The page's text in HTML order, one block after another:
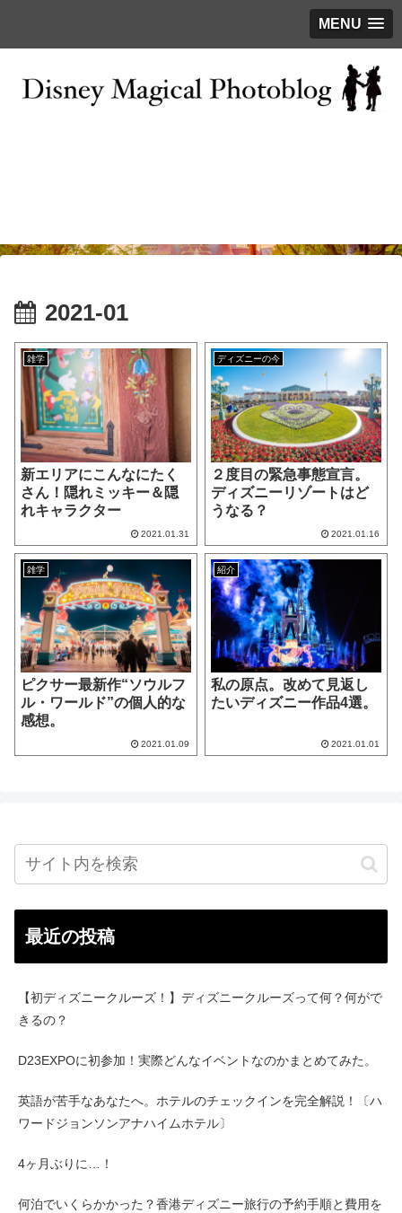
MENU
2021-01
雑学
新エリアにこんなにたく
さん！隠れミッキー＆隠
れキャラクター
2021.01.31
ディズニーの今
２度目の緊急事態宣言。
ディズニーリゾートはど
うなる？
2021.01.16
雑学
ピクサー最新作“ソウルフ
ル・ワールド”の個人的な
感想。
2021.01.09
紹介
私の原点。改めて見返し
たいディズニー作品4選。
2021.01.01
最近の投稿
【初ディズニークルーズ！】ディズニークルーズって何？何がで
きるの？
D23EXPOに初参加！実際どんなイベントなのかまとめてみた。
英語が苦手なあなたへ。ホテルのチェックインを完全解説！〔ハ
ワードジョンソンアナハイムホテル〕
4ヶ月ぶりに…！
何泊でいくらかかった？香港ディズニー旅行の予約手順と費用を